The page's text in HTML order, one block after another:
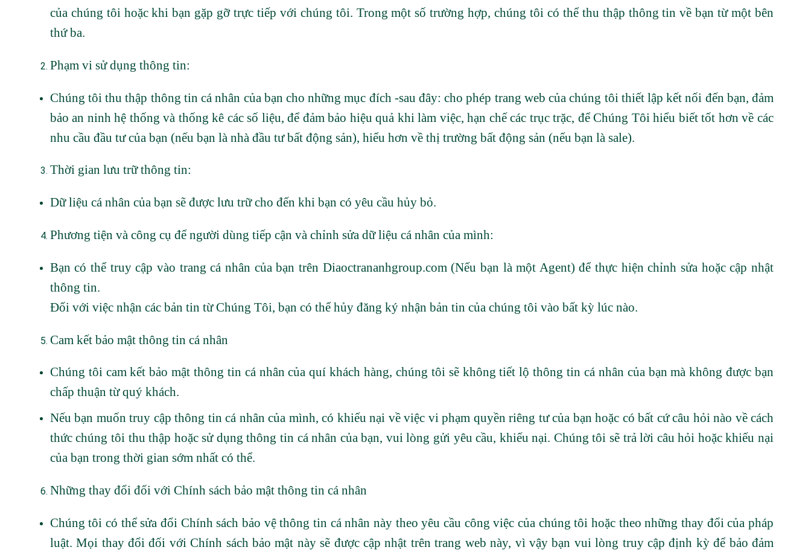
của chúng tôi hoặc khi bạn gặp gỡ trực tiếp với chúng tôi. Trong một số trường hợp, chúng tôi có thể thu thập thông tin về bạn từ một bên
thứ ba.
Phạm vi sử dụng thông tin:
Chúng tôi thu thập thông tin cá nhân của bạn cho những mục đích -sau đây: cho phép trang web của chúng tôi thiết lập kết nối đến bạn, đảm
bảo an ninh hệ thống và thống kê các số liệu, để đảm bảo hiệu quả khi làm việc, hạn chế các trục trặc, để Chúng Tôi hiểu biết tốt hơn về các
nhu cầu đầu tư của bạn (nếu bạn là nhà đầu tư bất động sản), hiểu hơn về thị trường bất động sản (nếu bạn là sale).
Thời gian lưu trữ thông tin:
Dữ liệu cá nhân của bạn sẽ được lưu trữ cho đến khi bạn có yêu cầu hủy bỏ.
Phương tiện và công cụ để người dùng tiếp cận và chỉnh sửa dữ liệu cá nhân của mình:
Bạn có thể truy cập vào trang cá nhân của bạn trên Diaoctrananhgroup.com (Nếu bạn là một Agent) để thực hiện chỉnh sửa hoặc cập nhật
thông tin.
Đối với việc nhận các bản tin từ Chúng Tôi, bạn có thể hủy đăng ký nhận bản tin của chúng tôi vào bất kỳ lúc nào.
Cam kết bảo mật thông tin cá nhân
Chúng tôi cam kết bảo mật thông tin cá nhân của quí khách hàng, chúng tôi sẽ không tiết lộ thông tin cá nhân của bạn mà không được bạn
chấp thuận từ quý khách.
Nếu bạn muốn truy cập thông tin cá nhân của mình, có khiếu nại về việc vi phạm quyền riêng tư của bạn hoặc có bất cứ câu hỏi nào về cách
thức chúng tôi thu thập hoặc sử dụng thông tin cá nhân của bạn, vui lòng gửi yêu cầu, khiếu nại. Chúng tôi sẽ trả lời câu hỏi hoặc khiếu nại
của bạn trong thời gian sớm nhất có thể.
Những thay đổi đối với Chính sách bảo mật thông tin cá nhân
Chúng tôi có thể sửa đổi Chính sách bảo vệ thông tin cá nhân này theo yêu cầu công việc của chúng tôi hoặc theo những thay đổi của pháp
luật. Mọi thay đổi đối với Chính sách bảo mật này sẽ được cập nhật trên trang web này, vì vậy bạn vui lòng truy cập định kỳ để bảo đảm